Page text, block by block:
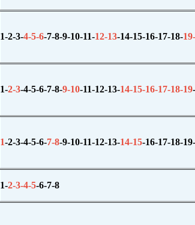
1-2-3-4-5-6-7-8-9-10-11-12-13-14-15-16-17-18-19-
1-2-3-4-5-6-7-8-9-10-11-12-13-14-15-16-17-18-19
1-2-3-4-5-6-7-8-9-10-11-12-13-14-15-16-17-18-
1-2-3-4-5-6-7-8